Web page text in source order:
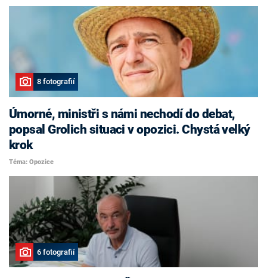
8 fotografií
Úmorné, ministři s námi nechodí do debat,
popsal Grolich situaci v opozici. Chystá velký
krok
Téma: Opozice
6 fotografií